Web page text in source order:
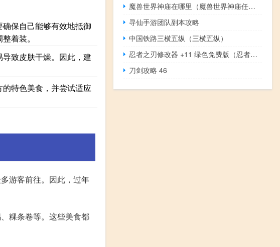
保自己能够有效地抵御
着装。
致皮肤干燥。因此，建
特色美食，并尝试适应
游客前往。因此，过年
粿条卷等。这些美食都
魔兽世界神庙在哪里（魔兽世界神庙任务部落的都有那些）
寻仙手游团队副本攻略
中国铁路三横五纵（三横五纵）
忍者之刃修改器 +11 绿色免费版（忍者之刃修改器 +11 绿色免费版功能简介）
刀剑攻略 46